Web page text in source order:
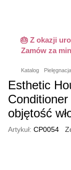
🎂 Z okazji
Zamów za
Katalog
Esthetic
objętość
Artykuł: CP0054